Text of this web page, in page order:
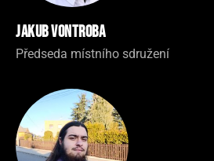
Jakub Vontroba
Předseda místního sdružení